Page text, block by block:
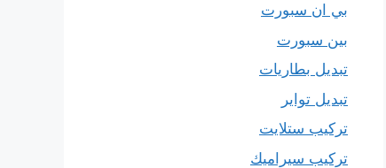
بي ان سبورت
بين سبورت
تبديل بطاريات
تبديل تواير
تركيب ستلايت
تركيب سيراميك